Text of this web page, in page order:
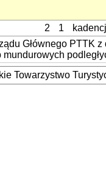
2 1
Głównego PTTK
mundurowych
Towarzystwo